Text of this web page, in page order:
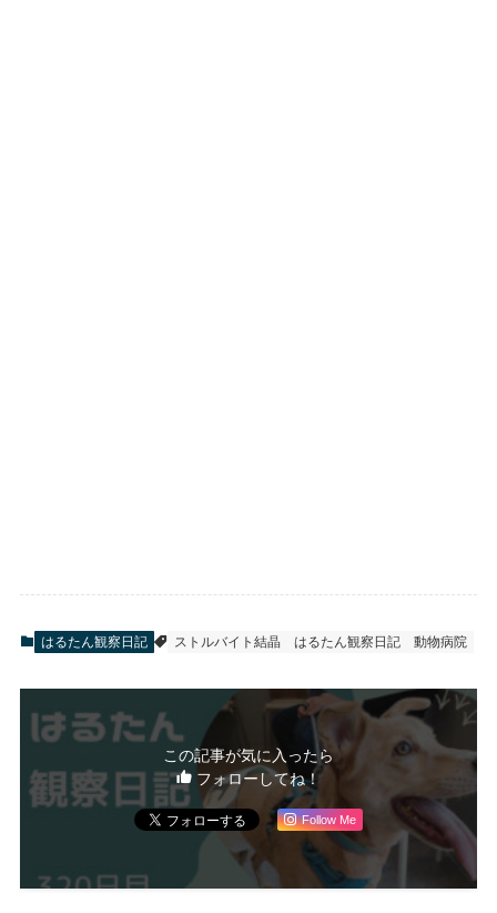
はるたん観察日記 ストルバイト結晶 はるたん観察日記 動物病院
この記事が気に入ったら
フォローしてね！
Follow Me